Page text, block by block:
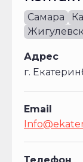
Самара
Жигулевск
Адрес
г.
Email
Телефон